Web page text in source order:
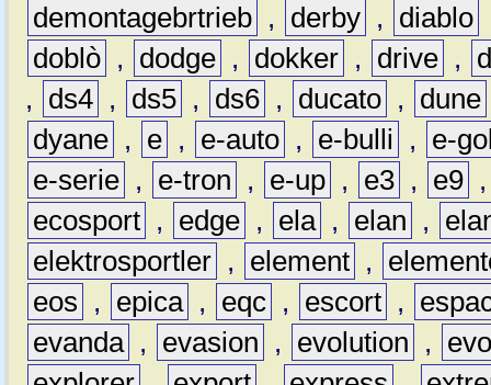
demontagebrtrieb , derby , diablo
doblò , dodge , dokker , drive ,
,
ds4 , ds5 , ds6 , ducato , dune
dyane , e , e-auto , e-bulli ,
e-
e-serie , e-tron , e-up , e3 , e9
ecosport , edge , ela , elan ,
elektrosportler , element ,
eos
, epica , eqc , escort ,
evanda , evasion , evolution ,